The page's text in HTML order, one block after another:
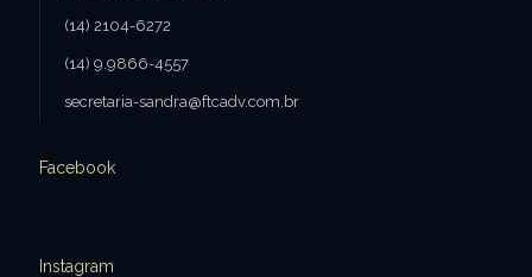
(14) 2104-6272
(14) 9.9866-4557
secretaria-sandra@ftcadv.com.br
Facebook
Instagram